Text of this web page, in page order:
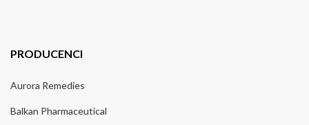
PRODUCENCI
Aurora Remedies
Balkan Pharmaceutical